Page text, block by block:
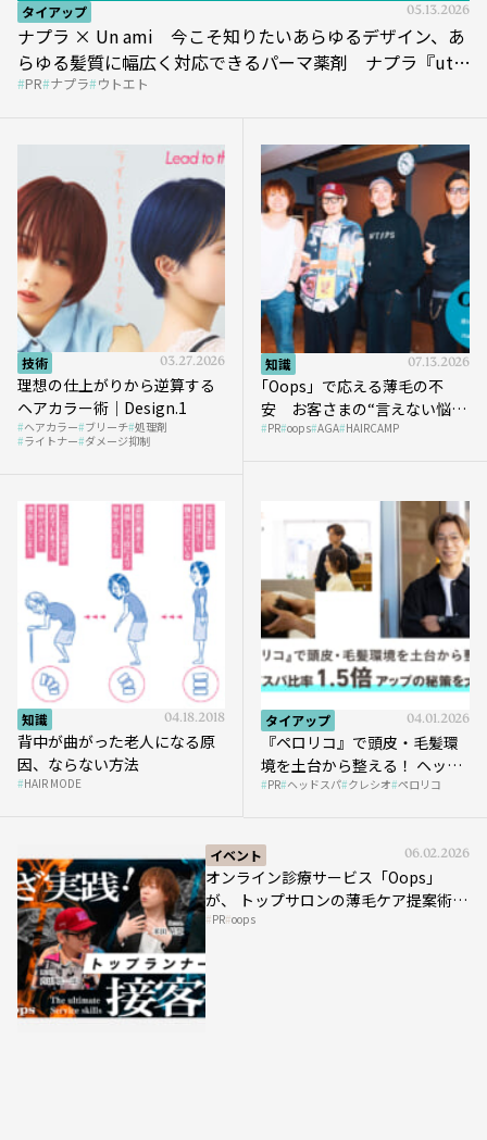
タイアップ 05.13.2026
ナプラ × Un ami 今こそ知りたいあらゆるデザイン、あ
らゆる髪質に幅広く対応できるパーマ薬剤 ナプラ『ut-
et』
PR ナプラ ウトエト
技術 03.27.2026
理想の仕上がりから逆算する
ヘアカラー術｜Design.1
ヘアカラー ブリーチ 処理剤
ライトナー ダメージ抑制
知識 07.13.2026
｢Oops」で応える薄毛の不
安 お客さまの“言えない悩
み”にどう向き合う？ ＃01
PR oops AGA HAIRCAMP
知識 04.18.2018
背中が曲がった老人になる原
因、ならない方法
HAIR MODE
タイアップ 04.01.2026
『ペロリコ』で頭皮・毛髪環
境を土台から整える！ ヘッド
スパ比率1.5倍アップの秘策を
PR ヘッドスパ クレシオ ペロリコ
イベント 06.02.2026
オンライン診療サービス「Oops」
が、 トップサロンの薄毛ケア提案術を
HAIRCAMPで公開！
PR oops